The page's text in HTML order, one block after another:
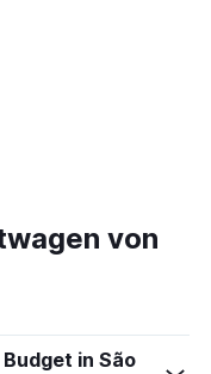
von
in São